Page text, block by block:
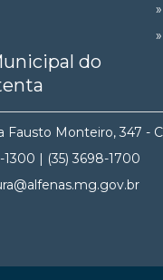
do
Fausto Monteiro, 347 -
1300 | (35) 3698-1700